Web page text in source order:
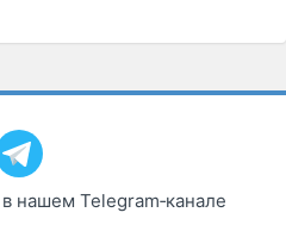
нашем Telegram‑канале